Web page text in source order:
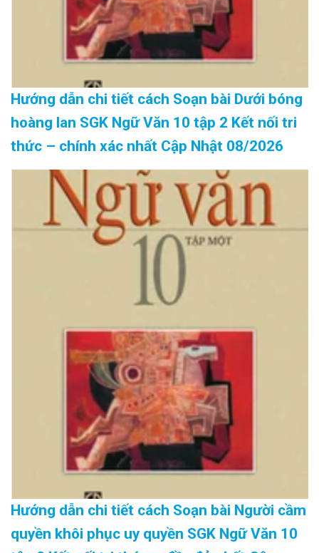
Hướng dẫn chi tiết cách Soạn bài Dưới bóng
hoàng lan SGK Ngữ Văn 10 tập 2 Kết nối tri
thức – chính xác nhất Cập Nhật 08/2026
Hướng dẫn chi tiết cách Soạn bài Người cầm
quyền khôi phục uy quyền SGK Ngữ Văn 10